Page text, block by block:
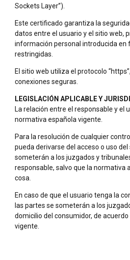
Sockets Layer”).
Este certificado garantiza la
datos entre el usuario y el sitio web,
información personal introducida en
restringidas.
El sitio web utiliza el protocolo
conexiones seguras.
LEGISLACIÓN APLICABLE Y
La relación entre el responsable y el
normativa española vigente.
Para la resolución de cualquier
pueda derivarse del acceso o uso
someterán a los juzgados y
responsable, salvo que la normativa
cosa.
En caso de que el usuario tenga la
las partes se someterán a los
domicilio del consumidor, de
vigente.